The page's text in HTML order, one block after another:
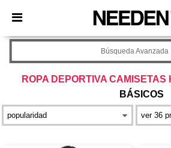
× App de Needen
¡Mejores precios en app!
ROPA DEPORTIVA CAMISETAS
BÁSICOS
Búsqueda Avanzada